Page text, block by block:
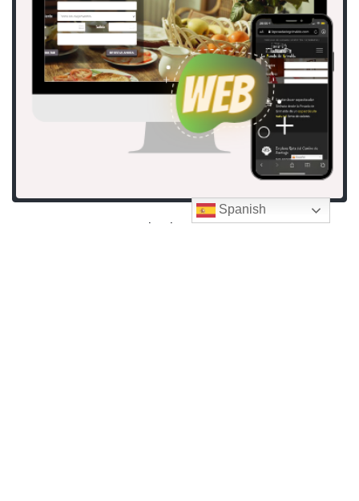
Posada de Grimaldo
Spanish